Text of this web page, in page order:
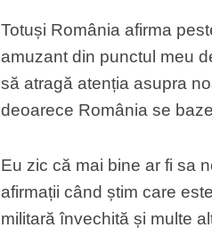
Totuși România afirma
amuzant din punctul meu
să atragă atenția asupra
deoarece România se
Eu zic că mai bine ar fi sa
afirmații când știm care
militară învechită și multe